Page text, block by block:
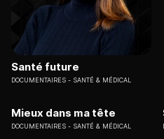
Santé future
DOCUMENTAIRES SANTÉ & MÉDICAL
Mieux dans ma tête
DOCUMENTAIRES SANTÉ & MÉDICAL